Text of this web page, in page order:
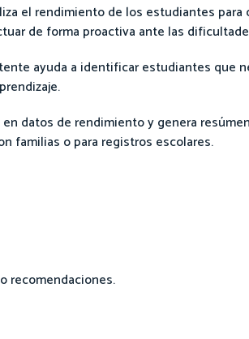
el rendimiento de los estudiantes
de forma proactiva ante las
ayuda a identificar estudiantes que
datos de rendimiento y genera
familias o para registros escolares.
recomendaciones.